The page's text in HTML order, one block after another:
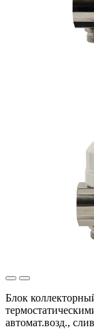
Блок
автомат.возд.,